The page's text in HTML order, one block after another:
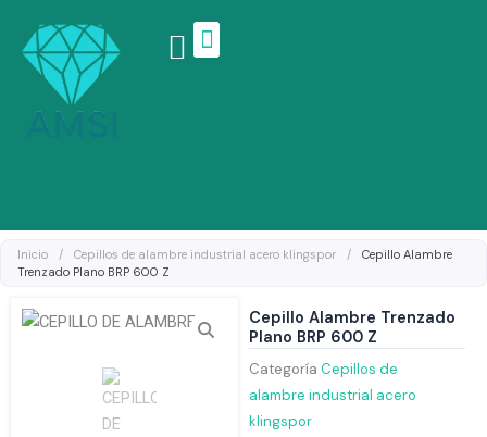
contenido
Inicio / Cepillos de alambre industrial acero klingspor /
Cepillo Alambre
Trenzado Plano BRP 600 Z
Cepillo Alambre Trenzado
Plano BRP 600 Z
Categoría Cepillos de
alambre industrial acero
klingspor